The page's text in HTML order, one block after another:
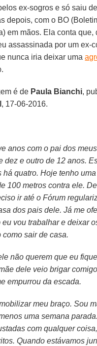
ex-sogros e só saiu
depois, com o BO
em mãos. Ela conta que,
assassinada por um ex-
nunca iria deixar uma
é de Paula Bianchi,
, 17-06-2016.
anos com o pai dos
dez e outro de 12 anos.
há quatro. Hoje tenho
100 metros contra ele.
ir até o Fórum
dos pais dele. Já me
eu vou trabalhar e deixar
como sair de casa.
não querem que eu
dele veio brigar
empurrou da escada.
meu braço. Sou
uma semana
com qualquer
Quando estávamos